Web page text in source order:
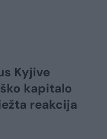
Kyjive
kapitalo
reakcija